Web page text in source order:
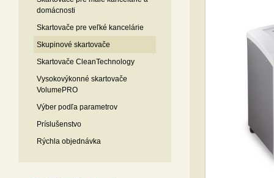
domácnosti
Skartovače pre veľké kancelárie
Skupinové skartovače
Skartovače CleanTechnology
Vysokovýkonné skartovače
VolumePRO
Výber podľa parametrov
Príslušenstvo
Rýchla objednávka